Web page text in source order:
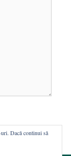
Dacă continui să